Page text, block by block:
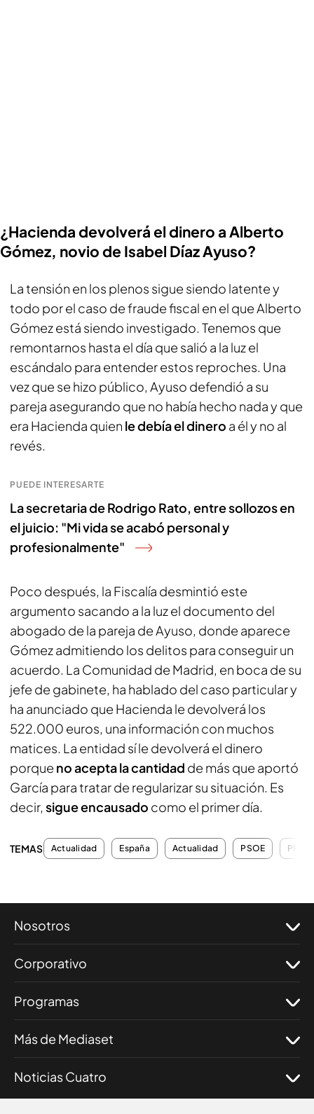
¿Hacienda devolverá el dinero a Alberto
Gómez, novio de Isabel Díaz Ayuso?
La tensión en los plenos sigue siendo latente y
todo por el caso de fraude fiscal en el que Alberto
Gómez está siendo investigado. Tenemos que
remontarnos hasta el día que salió a la luz el
escándalo para entender estos reproches. Una
vez que se hizo público, Ayuso defendió a su
pareja asegurando que no había hecho nada y que
era Hacienda quien le debía el dinero a él y no al
revés.
PUEDE INTERESARTE
La secretaria de Rodrigo Rato, entre sollozos en
el juicio: "Mi vida se acabó personal y
profesionalmente"
Poco después, la Fiscalía desmintió este
argumento sacando a la luz el documento del
abogado de la pareja de Ayuso, donde aparece
Gómez admitiendo los delitos para conseguir un
acuerdo. La Comunidad de Madrid, en boca de su
jefe de gabinete, ha hablado del caso particular y
ha anunciado que Hacienda le devolverá los
522.000 euros, una información con muchos
matices. La entidad sí le devolverá el dinero
porque no acepta la cantidad de más que aportó
García para tratar de regularizar su situación. Es
decir, sigue encausado como el primer día.
TEMAS Actualidad España Actualidad PSOE PP
Nosotros
Corporativo
Programas
Más de Mediaset
Noticias Cuatro